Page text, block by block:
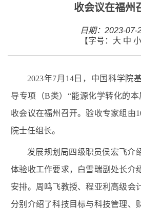
收会议在福州
日期：2023-07-
【字号： 大 中 小
2023年7月 14日，中国科学院
导专项（B类） “能源化学转化的
收会议在福州召开。验收专家组由
院士任组长。
发展规划局四级职员侯宏飞介
体验收工作要求，白雪瑞副处长介
安排。 周鸣飞教授、程亚利高级会
分别介绍了科技目标与科技管理、